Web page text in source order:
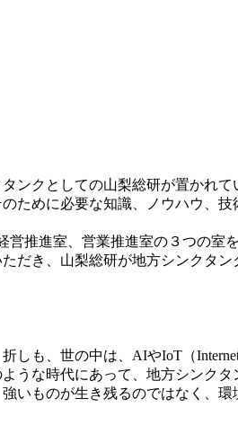
クとしての山梨総研が置かれ
ために必要な知識、ノウハウ、
推進室、営業推進室の３つの室
だき、山梨総研が地方シンクタ
も、世の中は、AIやIoT（
うな時代にあって、地方シンク
いものが生き残るのではなく、